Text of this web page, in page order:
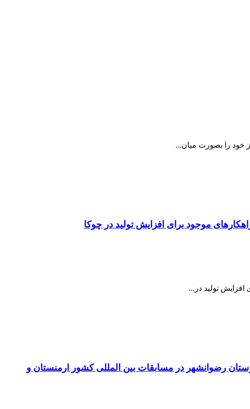
موجود برای افزایش تولید در چوکا
تولید در...
رزمی کاران آکادمی ملی پوشان شهرستان رضوانشهر در مسابقات بین المللی کشور ارمنستان و